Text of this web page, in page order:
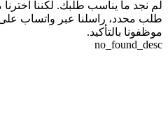
لم نجد ما يناسب طلبك. لكننا
موظفونا بالتأكيد.
no_found_desc